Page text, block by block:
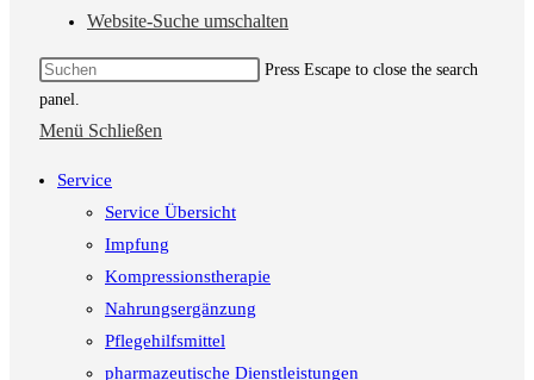
Website-Suche umschalten
Press Escape to close the search
panel.
Menü Schließen
Service
Service Übersicht
Impfung
Kompressionstherapie
Nahrungsergänzung
Pflegehilfsmittel
pharmazeutische Dienstleistungen